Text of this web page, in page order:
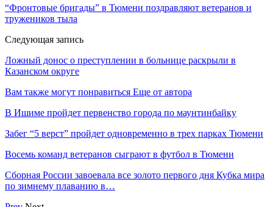
“Фронтовые бригады” в Тюмени поздравляют ветеранов и
тружеников тыла
Следующая запись
Ложный донос о преступлении в больнице раскрыли в
Казанском округе
Вам также могут понравиться Еще от автора
В Ишиме пройдет первенство города по маунтинбайку
Забег “5 верст” пройдет одновременно в трех парках Тюмени
Восемь команд ветеранов сыграют в футбол в Тюмени
Сборная России завоевала все золото первого дня Кубка мира
по зимнему плаванию в…